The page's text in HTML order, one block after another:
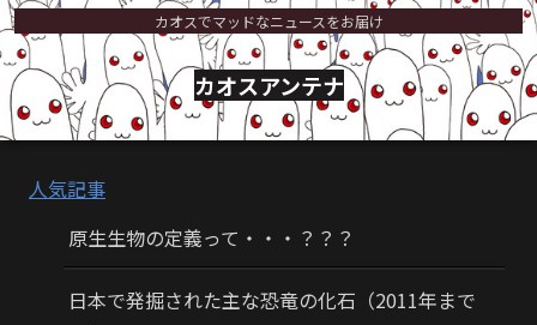
カオスでマッドなニュースをお届け
カオスアンテナ
人気記事
原生生物の定義って・・・？？？
日本で発掘された主な恐竜の化石（2011年まで